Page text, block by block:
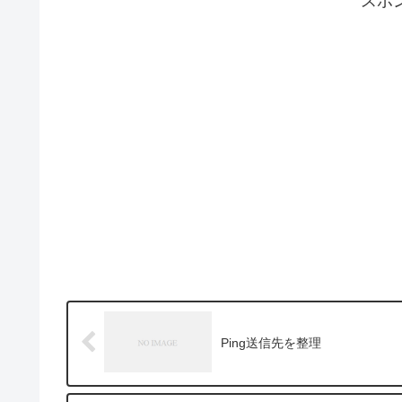
Ping送信先を整理